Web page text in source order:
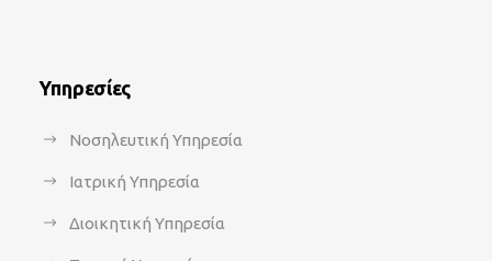
Υπηρεσίες
Νοσηλευτική Υπηρεσία
Ιατρική Υπηρεσία
Διοικητική Υπηρεσία